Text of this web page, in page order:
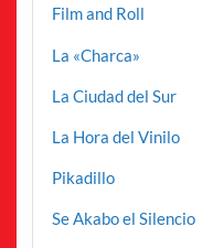
Film and Roll
La «Charca»
La Ciudad del Sur
La Hora del Vinilo
Pikadillo
Se Akabo el Silencio